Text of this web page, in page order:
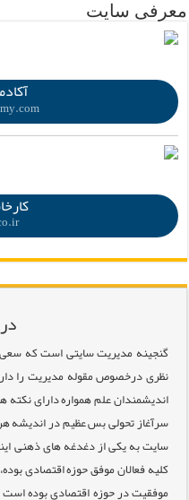
معرفی سایت
گنجینه مدیریت سایتی است که سعی
نظری درخصوص مقوله مدیریت را
اندیشمندان علم همواره دارای
سرآغاز تحولی بس عظیم در اندیشه
سایت به یکی از دغدغه های ذهنی
کلیه فعالان موفق حوزه اقتصادی
موفقیت در حوزه اقتصادی بوده است